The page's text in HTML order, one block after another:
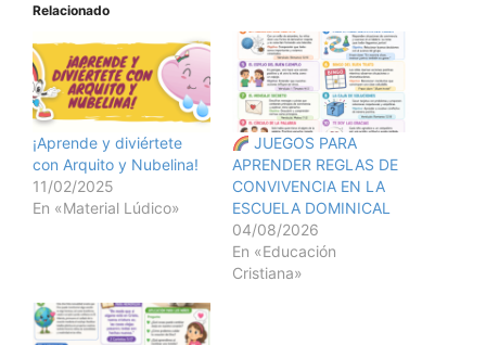
Relacionado
¡Aprende y diviértete
con Arquito y Nubelina!
11/02/2025
En «Material Lúdico»
JUEGOS PARA
APRENDER REGLAS DE
CONVIVENCIA EN LA
ESCUELA DOMINICAL
04/08/2026
En «Educación
Cristiana»